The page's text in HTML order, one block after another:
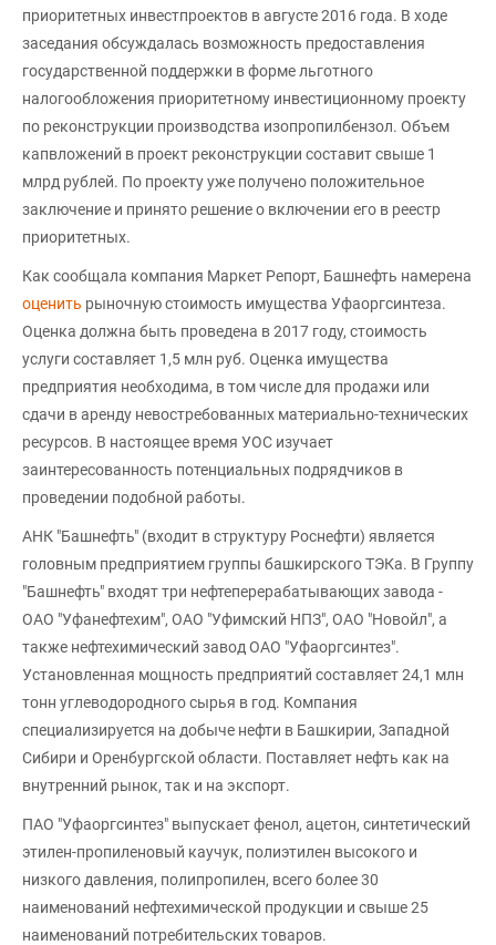
приоритетных инвестпроектов в августе 2016 года. В ходе
заседания обсуждалась возможность предоставления
государственной поддержки в форме льготного
налогообложения приоритетному инвестиционному проекту
по реконструкции производства изопропилбензол. Объем
капвложений в проект реконструкции составит свыше 1
млрд рублей. По проекту уже получено положительное
заключение и принято решение о включении его в реестр
приоритетных.
Как сообщала компания Маркет Репорт, Башнефть намерена
оценить рыночную стоимость имущества Уфаоргсинтеза.
Оценка должна быть проведена в 2017 году, стоимость
услуги составляет 1,5 млн руб. Оценка имущества
предприятия необходима, в том числе для продажи или
сдачи в аренду невостребованных материально-технических
ресурсов. В настоящее время УОС изучает
заинтересованность потенциальных подрядчиков в
проведении подобной работы.
АНК "Башнефть" (входит в структуру Роснефти) является
головным предприятием группы башкирского ТЭКа. В Группу
"Башнефть" входят три нефтеперерабатывающих завода -
ОАО "Уфанефтехим", ОАО "Уфимский НПЗ", ОАО "Новойл", а
также нефтехимический завод ОАО "Уфаоргсинтез".
Установленная мощность предприятий составляет 24,1 млн
тонн углеводородного сырья в год. Компания
специализируется на добыче нефти в Башкирии, Западной
Сибири и Оренбургской области. Поставляет нефть как на
внутренний рынок, так и на экспорт.
ПАО "Уфаоргсинтез" выпускает фенол, ацетон, синтетический
этилен-пропиленовый каучук, полиэтилен высокого и
низкого давления, полипропилен, всего более 30
наименований нефтехимической продукции и свыше 25
наименований потребительских товаров.